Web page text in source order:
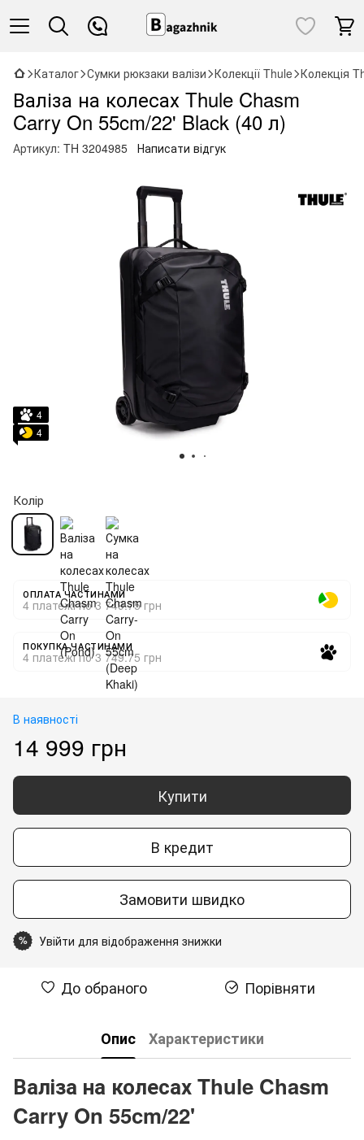
Каталог Сумки рюкзаки валізи Колекції Thule Колекція
Валіза на колесах Thule Chasm
Carry On 55cm/22' Black (40 л)
Артикул: TH 3204985 Написати відгук
4
4
Колір
ОПЛАТА ЧАСТИНАМИ
4 платежі по 3 749.75 грн
ПОКУПКА ЧАСТИНАМИ
4 платежі по 3 749.75 грн
В наявності
14 999 грн
Купити
В кредит
Замовити швидко
% Увійти для відображення знижки
До обраного Порівняти
Опис Характеристики
Валіза на колесах Thule Chasm
Carry On 55cm/22'